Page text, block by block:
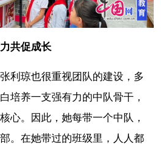
共促成长
利琼也很重视团队的建设，多
培养一支强有力的中队骨干，
心。因此，她每带一个中队，
。在她带过的班级里，人人都